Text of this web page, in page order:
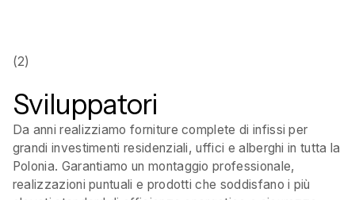
(2)
Sviluppatori
Da anni realizziamo forniture complete di infissi per
grandi investimenti residenziali, uffici e alberghi in tutta la
Polonia. Garantiamo un montaggio professionale,
realizzazioni puntuali e prodotti che soddisfano i più